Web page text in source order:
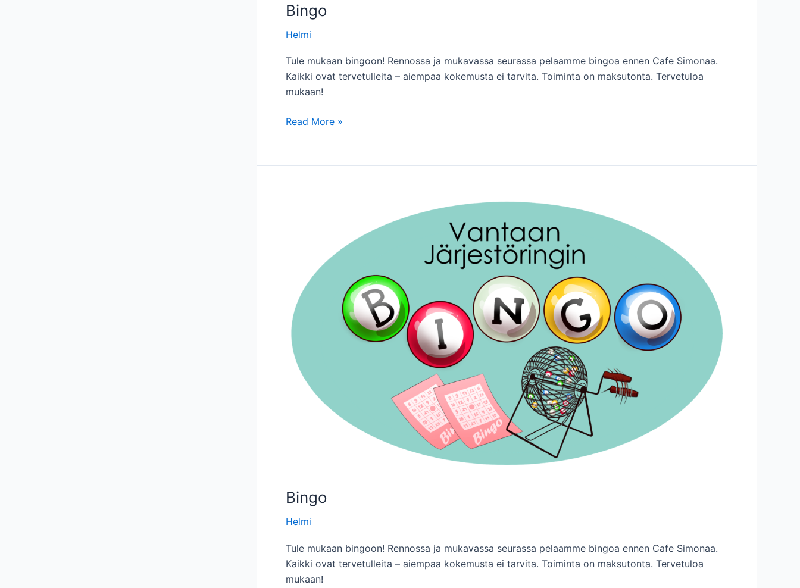
Bingo
Helmi
Tule mukaan bingoon! Rennossa ja mukavassa seurassa pelaamme bingoa ennen Cafe Simonaa.
Kaikki ovat tervetulleita – aiempaa kokemusta ei tarvita. Toiminta on maksutonta. Tervetuloa
mukaan!
Bingo
Read More »
Bingo
Helmi
Tule mukaan bingoon! Rennossa ja mukavassa seurassa pelaamme bingoa ennen Cafe Simonaa.
Kaikki ovat tervetulleita – aiempaa kokemusta ei tarvita. Toiminta on maksutonta. Tervetuloa
mukaan!